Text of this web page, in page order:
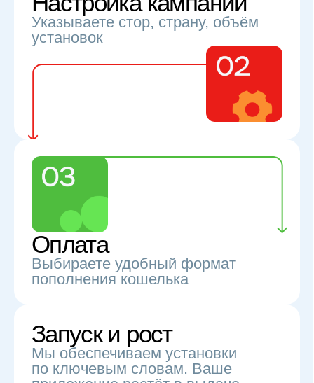
Приложение закрепляется в топе
Тарифы в AppTop